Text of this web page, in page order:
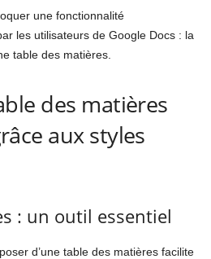
une fonctionnalité
les utilisateurs de Google Docs : la
table des matières.
des matières
aux styles
: un outil essentiel
d’une table des matières facilite